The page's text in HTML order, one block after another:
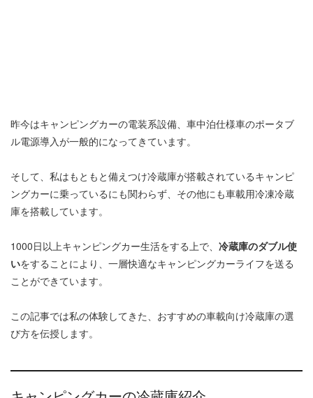
昨今はキャンピングカーの電装系設備、車中泊仕様車のポータブ
ル電源導入が一般的になってきています。
そして、私はもともと備えつけ冷蔵庫が搭載されているキャンピ
ングカーに乗っているにも関わらず、その他にも車載用冷凍冷蔵
庫を搭載しています。
1000日以上キャンピングカー生活をする上で、 冷蔵庫のダブル使
いをすることにより、一層快適なキャンピングカーライフを送る
ことができています。
この記事では私の体験してきた、おすすめの車載向け冷蔵庫の選
び方を伝授します。